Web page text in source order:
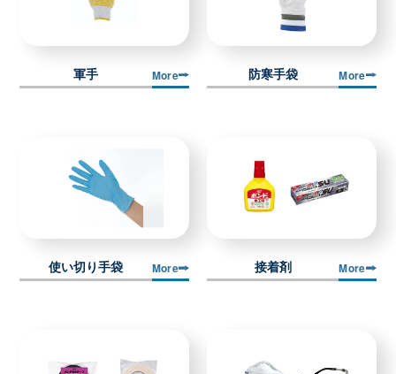
軍手 More 防寒手袋 More
使い切り手袋 More 接着剤 More